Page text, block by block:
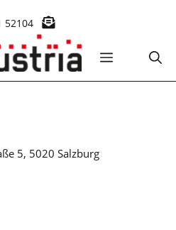
52104
MENÜ
5, 5020 Salzburg